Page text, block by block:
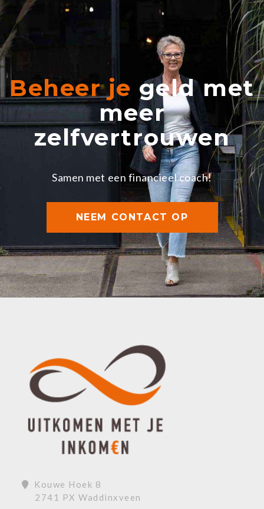
Beheer je geld met
meer
zelfvertrouwen
Samen met een financieel coach!
NEEM CONTACT OP
Kouwe Hoek 8
2741 PX Waddinxveen